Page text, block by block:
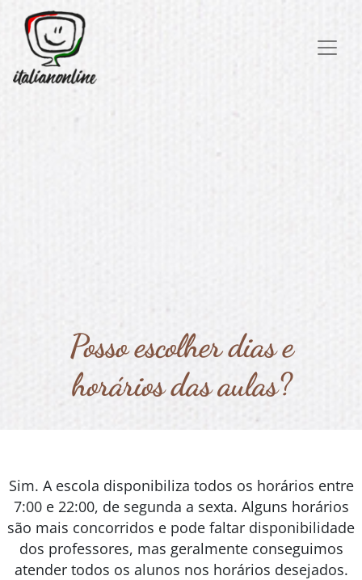
Posso escolher dias e
horários das aulas?
Sim. A escola disponibiliza todos os horários entre
7:00 e 22:00, de segunda a sexta. Alguns horários
são mais concorridos e pode faltar disponibilidade
dos professores, mas geralmente conseguimos
atender todos os alunos nos horários desejados.